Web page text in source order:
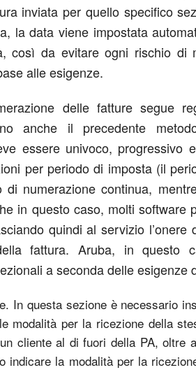
inviata per quello specifico
la data viene impostata
così da evitare ogni rischio di
alle esigenze.
delle fatture segue
anche il precedente
essere univoco, progressivo
per periodo di imposta (il
di numerazione continua,
in questo caso, molti software
quindi al servizio
fattura. Aruba, in questo
a seconda delle esigenze
In questa sezione è necessario
modalità per la ricezione della
cliente al di fuori della PA, oltre
indicare la modalità per la